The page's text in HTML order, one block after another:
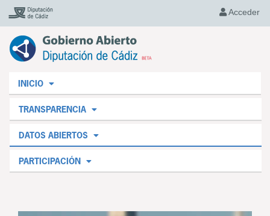
Acceder
INICIO
TRANSPARENCIA
DATOS ABIERTOS
PARTICIPACIÓN